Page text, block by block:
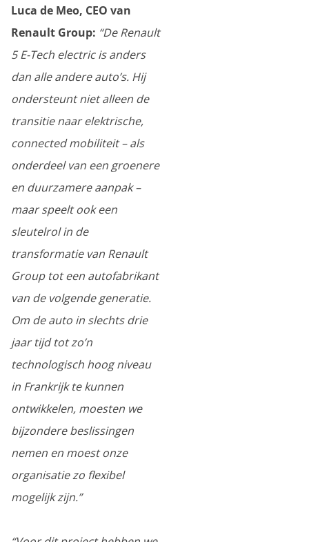
Luca de Meo, CEO van
Renault Group: “De Renault
5 E-Tech electric is anders
dan alle andere auto’s. Hij
ondersteunt niet alleen de
transitie naar elektrische,
connected mobiliteit – als
onderdeel van een groenere
en duurzamere aanpak –
maar speelt ook een
sleutelrol in de
transformatie van Renault
Group tot een autofabrikant
van de volgende generatie.
Om de auto in slechts drie
jaar tijd tot zo’n
technologisch hoog niveau
in Frankrijk te kunnen
ontwikkelen, moesten we
bijzondere beslissingen
nemen en moest onze
organisatie zo flexibel
mogelijk zijn.”